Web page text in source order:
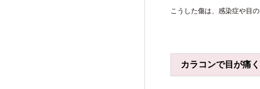
こうした傷は、感染症や目
カラコンで目が痛